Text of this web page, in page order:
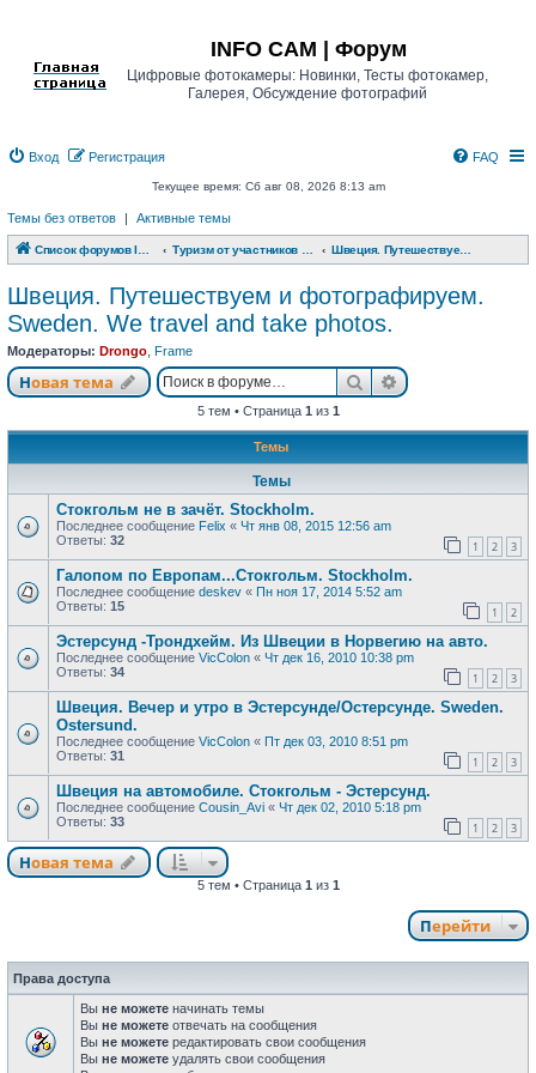
INFO CAM | Форум
Цифровые фотокамеры: Новинки, Тесты фотокамер,
Галерея, Обсуждение фотографий
Вход Регистрация FAQ
Текущее время: Сб авг 08, 2026 8:13 am
Темы без ответов | Активные темы
Список форумов INFO CAM | Форум Швеция. Путешествуем и фотографируем. Sweden. We travel and take photos.
Швеция. Путешествуем и фотографируем.
Sweden. We travel and take photos.
Модераторы: Drongo Frame
Новая тема
Новая тема ПоискРасширенный
5 тем • Страница 1 из 1
Темы
Темы
Стокгольм не в зачёт. Stockholm.
Последнее сообщение Felix « Чт янв 08, 2015 12:56 am
Ответы: 32 1 2 3
Галопом по Европам...Стокгольм. Stockholm.
Последнее сообщение deskev « Пн ноя 17, 2014 5:52 am
Ответы: 15 1 2
Эстерсунд -Трондхейм. Из Швеции в Норвегию на авто.
Последнее сообщение VicColon « Чт дек 16, 2010 10:38 pm
Ответы: 34 1 2 3
Швеция. Вечер и утро в Эстерсунде/Остерсунде. Sweden.
Ostersund.
Последнее сообщение VicColon « Пт дек 03, 2010 8:51 pm
Ответы: 31 1 2 3
Швеция на автомобиле. Стокгольм - Эстерсунд.
Последнее сообщение Cousin_Avi « Чт дек 02, 2010 5:18 pm
Ответы: 33 1 2 3
Новая тема
Новая тема
5 тем • Страница 1 из 1
Перейти
Права доступа
Вы не можете начинать темы
Вы не можете отвечать на сообщения
Вы не можете редактировать свои сообщения
Вы не можете удалять свои сообщения